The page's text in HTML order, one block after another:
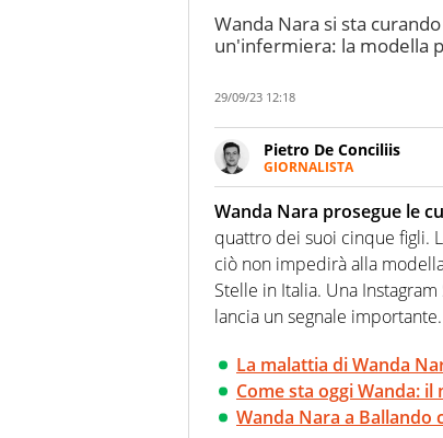
Wanda Nara si sta
un'infermiera: la modella
29/09/23 12:18
Pietro De Conciliis
GIORNALISTA
Giornalista pubblicista
uno sguardo attento e
Wanda Nara prosegue le
quattro dei suoi cinque figli.
ciò non impedirà alla
Stelle in Italia. Una
lancia un segnale importante.
La malattia di Wanda
Come sta oggi Wanda:
Wanda Nara a Ballando